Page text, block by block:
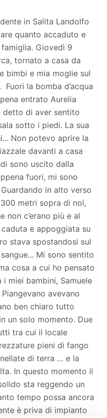
in Salita Landolfo
quanto accaduto e
Giovedì 9
tornato a casa da
bimbi e mia moglie sul
la bomba d’acqua
entrato Aurelia
detto di aver sentito
sotto i piedi. La sua
Non potevo aprire la
davanti a casa
sono uscito dalla
fuori, mi sono
in alto verso
metri sopra di noi,
non c’erano più e al
e appoggiata su
stava spostandosi sul
Mi sono sentito
cosa a cui ho pensato
miei bambini, Samuele
avevano
ben chiaro tutto
un solo momento. Due
tra cui il locale
pieni di fango
di terra … e la
In questo momento il
sta reggendo un
tempo possa ancora
è priva di impianto